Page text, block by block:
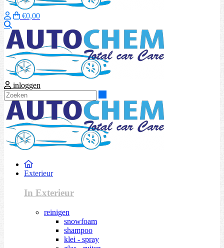
€0,00
inloggen
Exterieur
In Exterieur
reinigen
snowfoam
shampoo
klei - spray